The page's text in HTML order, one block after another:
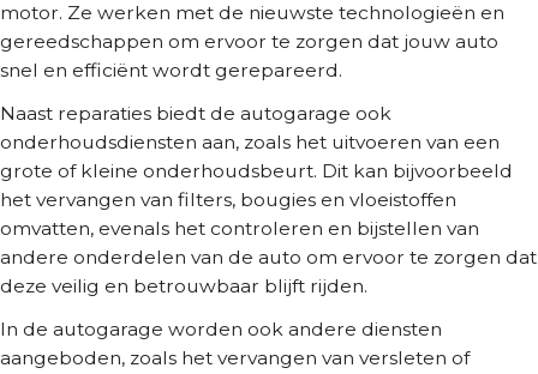
motor. Ze werken met de nieuwste technologieën en
gereedschappen om ervoor te zorgen dat jouw auto
snel en efficiënt wordt gerepareerd.
Naast reparaties biedt de autogarage ook
onderhoudsdiensten aan, zoals het uitvoeren van een
grote of kleine onderhoudsbeurt. Dit kan bijvoorbeeld
het vervangen van filters, bougies en vloeistoffen
omvatten, evenals het controleren en bijstellen van
andere onderdelen van de auto om ervoor te zorgen dat
deze veilig en betrouwbaar blijft rijden.
In de autogarage worden ook andere diensten
aangeboden, zoals het vervangen van versleten of